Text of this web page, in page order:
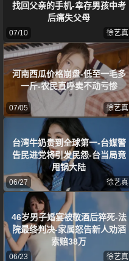
找回父亲的手机-幸存男孩中考
后痛失父母
07/10 徐艺真
河南西瓜价格崩盘-低至一毛多
一斤-农民直呼卖不动亏惨
07/05 徐艺真
台湾牛奶贵到全球第一-台媒警
告民进党将引发民怨-台当局竟
甩锅大陆
06/27 徐艺真
46岁男子婚宴被敬酒后猝死-法
院最终判决-家属怒告新人劝酒
索赔38万
06/23 徐艺真